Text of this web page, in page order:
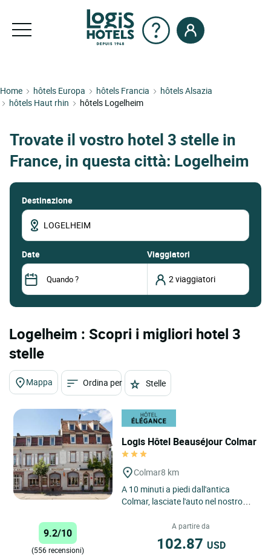
Home hôtels Europa hôtels Francia
hôtels Alsazia
hôtels Haut rhin
hôtels Logelheim
Trovate il vostro hotel 3 stelle in
France, in questa città: Logelheim
Destinazione
date Viaggiatori
Logelheim : Scopri i migliori hotel 3
stelle
Mappa Ordina per Stelle
Logis Hôtel Beauséjour Colmar
Colmar8 km
A 10 minuti a piedi dall'antica
Colmar, lasciate l'auto nel nostro
nostra famiglia gestisce...
9.2/10
(556 recensioni)
A partire da
102.87 USD